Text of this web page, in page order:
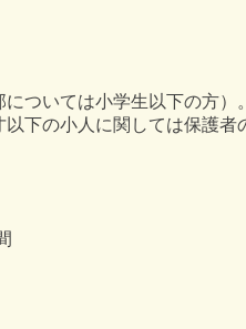
ついては小学生以下の方）
下の小人に関しては保護者